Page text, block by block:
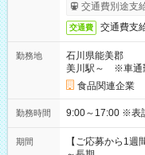
交通費別途支
交通費 交通費支
勤務地
石川県能美郡
美川駅～ ※車通
食品関連企業
勤務時間 9:00～
期間
【ご応募から1